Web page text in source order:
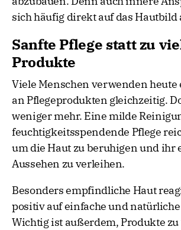
sich häufig direkt auf das Hautbild
Sanfte Pflege statt zu
Produkte
Viele Menschen verwenden heute
an Pflegeprodukten gleichzeitig.
weniger mehr. Eine milde
feuchtigkeitsspendende Pflege
um die Haut zu beruhigen und ihr
Aussehen zu verleihen.
Besonders empfindliche Haut
positiv auf einfache und natürliche
Wichtig ist außerdem, Produkte